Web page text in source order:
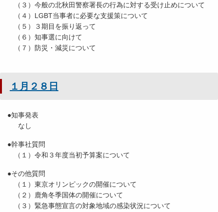
（３）今般の北秋田警察署長の行為に対する受け止めについて
（４）LGBT当事者に必要な支援策について
（５）３期目を振り返って
（６）知事選に向けて
（７）防災・減災について
１月２８日
●知事発表
なし
●幹事社質問
（１）令和３年度当初予算案について
●その他質問
（１）東京オリンピックの開催について
（２）鹿角冬季国体の開催について
（３）緊急事態宣言の対象地域の感染状況について